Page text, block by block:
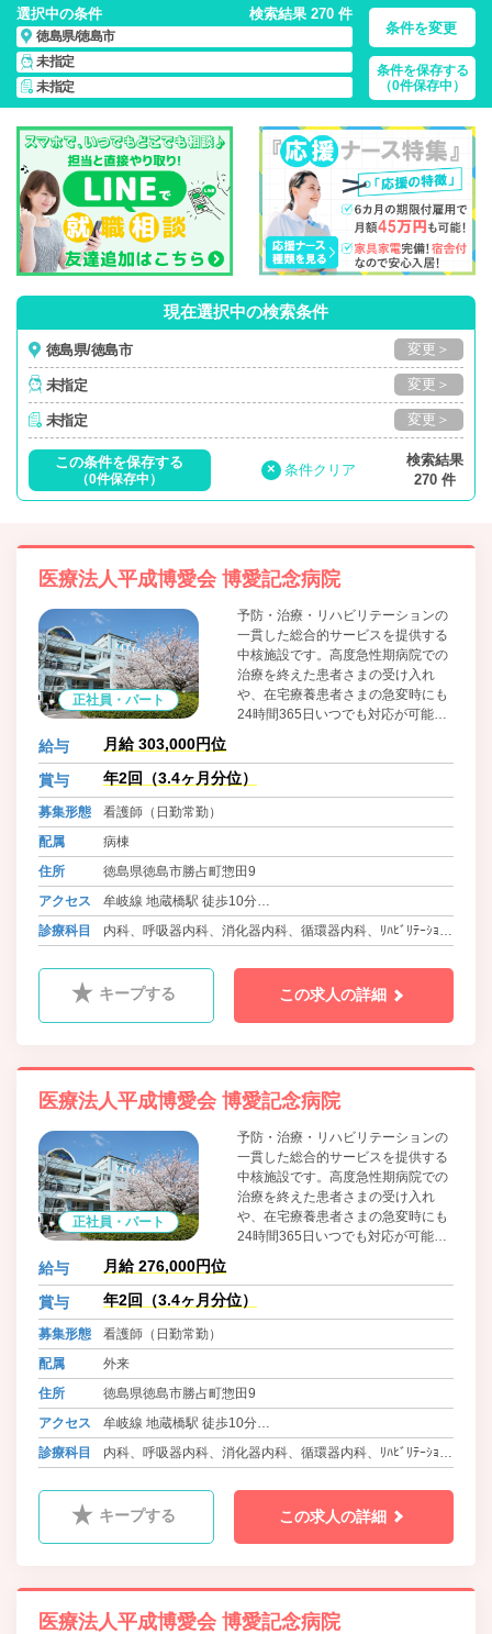
選択中の条件 検索結果 270 件
徳島県/徳島市
未指定
未指定
条件を変更
条件を保存する
（0件保存中）
徳島県/徳島市/正社員・パート・応援ナース・派遣の 看護師求
人・派遣・転職・募集一覧
現在選択中の検索条件
徳島県/徳島市 変更＞
未指定 変更＞
未指定 変更＞
この条件を保存する
（0件保存中）
× 条件クリア
検索結果
270 件
医療法人平成博愛会 博愛記念病院
正社員・パート
予防・治療・リハビリテーションの
一貫した総合的サービスを提供する
中核施設です。高度急性期病院での
治療を終えた患者さまの受け入れ
や、在宅療養患者さまの急変時にも
24時間365日いつでも対応が可能
目指しています。
給与 月給 303,000円位
賞与 年2回（3.4ヶ月分位）
募集形態
看護師（日勤常勤）
配属
病棟
住所
徳島県徳島市勝占町惣田9
アクセス
牟岐線 地蔵橋駅 徒歩10分
バス 徳島バス 五滝線 勝占町 徒歩2分
診療科目
内科、呼吸器内科、消化器内科、循環器内科、ﾘﾊﾋﾞﾘﾃｰｼｮﾝ
キープする この求人の詳細
医療法人平成博愛会 博愛記念病院
正社員・パート
予防・治療・リハビリテーションの
一貫した総合的サービスを提供する
中核施設です。高度急性期病院での
治療を終えた患者さまの受け入れ
や、在宅療養患者さまの急変時にも
24時間365日いつでも対応が可能
目指しています。
給与 月給 276,000円位
賞与 年2回（3.4ヶ月分位）
募集形態
看護師（日勤常勤）
配属
外来
住所
徳島県徳島市勝占町惣田9
アクセス
牟岐線 地蔵橋駅 徒歩10分
バス 徳島バス 五滝線 勝占町 徒歩2分
診療科目
内科、呼吸器内科、消化器内科、循環器内科、ﾘﾊﾋﾞﾘﾃｰｼｮﾝ
キープする この求人の詳細
医療法人平成博愛会 博愛記念病院